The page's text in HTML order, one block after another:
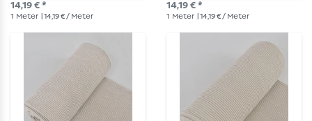
14,19 € *
1 Meter | 14,19 € / Meter
14,19 € *
1 Meter | 14,19 € / Meter